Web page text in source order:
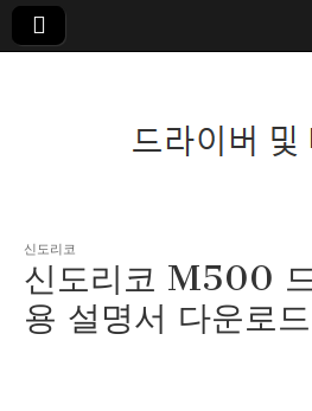
드라이버
얼
신도리코
신도리코 M500
용 설명서 다운로드